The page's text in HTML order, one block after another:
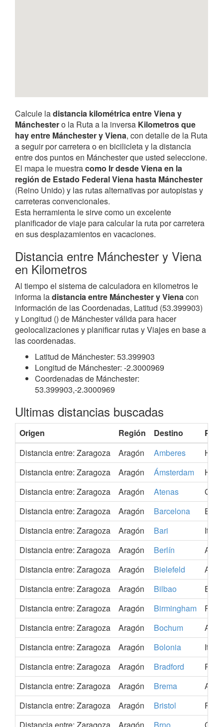
Calcule ladistancia kilométrica entre Viena y
Mánchestero la Ruta a la inversa Kilometros que
hay entre Mánchester y Viena, con detalle de la Ruta
a seguir por carretera o en bicilicleta y la distancia
entre dos puntos en Mánchester que usted seleccione.
El mapa le muestracomo Ir desde Viena en la
región de Estado Federal Viena hasta Mánchester
(Reino Unido) y las rutas alternativas por autopistas y
carreteras convencionales.
Esta herramienta le sirve como un excelente
planificador de viaje para calcular la ruta por carretera
en sus desplazamientos en vacaciones.
Distancia entre Mánchester y Viena
en Kilometros
Al tiempo el sistema de calculadora en kilometros le
informa ladistancia entre Mánchester y Vienacon
información de las Coordenadas, Latitud (53.399903)
y Longitud () de Mánchester válida para hacer
geolocalizaciones y planificar rutas y Viajes en base a
las coordenadas.
Latitud de Mánchester: 53.399903
Longitud de Mánchester: -2.3000969
Coordenadas de Mánchester:
53.399903,-2.3000969
Ultimas distancias buscadas
Origen Región Destino
País
Distancia entre: Zaragoza
Aragón Amberes
Distancia entre: Zaragoza
Aragón Ámsterdam
Distancia entre: Zaragoza
Aragón Atenas
Distancia entre: Zaragoza
Aragón Barcelona
Distancia entre: Zaragoza
Aragón Bari
Italia
Distancia entre: Zaragoza
Aragón Berlín
Distancia entre: Zaragoza
Aragón Bielefeld
Distancia entre: Zaragoza
Aragón Bilbao
Distancia entre: Zaragoza
Aragón Birmingham
Distancia entre: Zaragoza
Aragón Bochum
Distancia entre: Zaragoza
Aragón Bolonia
Italia
Distancia entre: Zaragoza
Aragón Bradford
Distancia entre: Zaragoza
Aragón Brema
Distancia entre: Zaragoza
Aragón Bristol